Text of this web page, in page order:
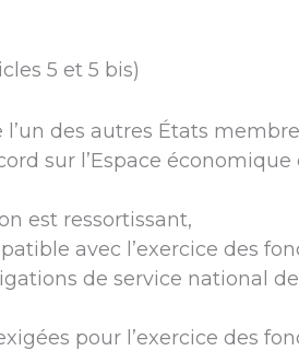
5 et 5 bis)
des autres États
sur l’Espace
est ressortissant,
avec l’exercice des
de service national
pour l’exercice des